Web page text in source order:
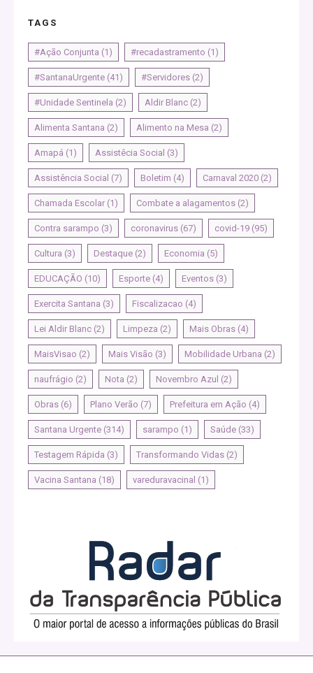
TAGS
#Ação Conjunta (1) #recadastramento (1)
#SantanaUrgente (41) #Servidores (2)
#Unidade Sentinela (2) Aldir Blanc (2)
Alimenta Santana (2) Alimento na Mesa (2)
Amapá (1) Assistêcia Social (3)
Assistência Social (7) Boletim (4) Carnaval 2020 (2)
Chamada Escolar (1) Combate a alagamentos (2)
Contra sarampo (3) coronavirus (67) covid-19 (95)
Cultura (3) Destaque (2) Economia (5)
EDUCAÇÃO (10) Esporte (4) Eventos (3)
Exercita Santana (3) Fiscalizacao (4)
Lei Aldir Blanc (2) Limpeza (2) Mais Obras (4)
MaisVisao (2) Mais Visão (3) Mobilidade Urbana (2)
naufrágio (2) Nota (2) Novembro Azul (2)
Obras (6) Plano Verão (7) Prefeitura em Ação (4)
Santana Urgente (314) sarampo (1) Saúde (33)
Testagem Rápida (3) Transformando Vidas (2)
Vacina Santana (18) vareduravacinal (1)